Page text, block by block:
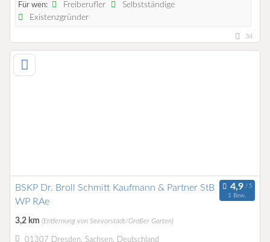
Für wen: Freiberufler
Selbstständige
Existenzgründer
34
BSKP Dr. Broll Schmitt Kaufmann & Partner StB
WP RAe
1 Bew.
3,2 km (Entfernung von Seevorstadt/Großer Garten)
01307 Dresden, Sachsen, Deutschland